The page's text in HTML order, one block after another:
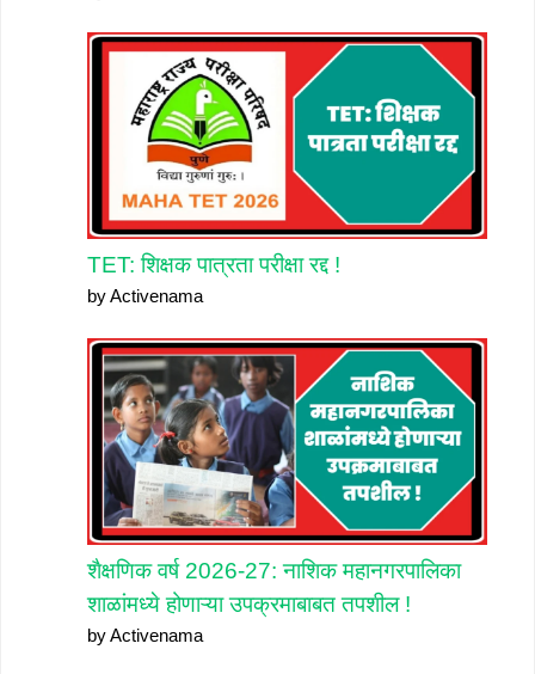
TET: शिक्षक पात्रता परीक्षा रद्द !
by Activenama
शैक्षणिक वर्ष 2026-27: नाशिक महानगरपालिका
शाळांमध्ये होणाऱ्या उपक्रमाबाबत तपशील !
by Activenama